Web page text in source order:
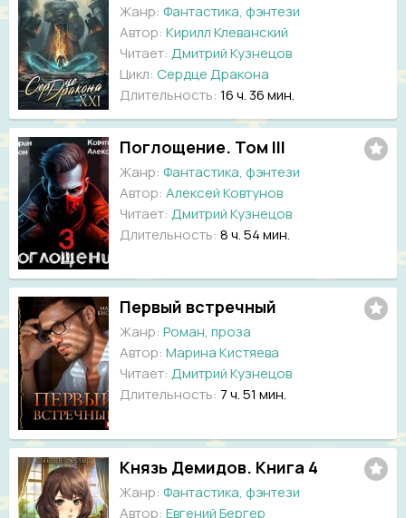
Жанр: Фантастика, фэнтези
Автор: Кирилл Клеванский
Читает: Дмитрий Кузнецов
Цикл: Сердце Дракона
Длительность: 16 ч. 36 мин.
Поглощение. Том III
Жанр: Фантастика, фэнтези
Автор: Алексей Ковтунов
Читает: Дмитрий Кузнецов
Длительность: 8 ч. 54 мин.
Первый встречный
Жанр: Роман, проза
Автор: Марина Кистяева
Читает: Дмитрий Кузнецов
Длительность: 7 ч. 51 мин.
Князь Демидов. Книга 4
Жанр: Фантастика, фэнтези
Автор: Евгений Бергер